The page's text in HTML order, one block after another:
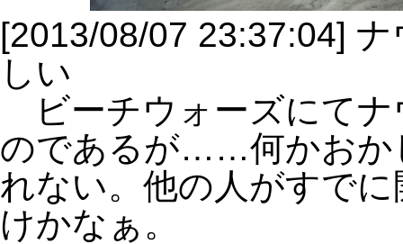
[2013/08/07 23:37:04]
しい
ビーチウォーズにてナ
のであるが……何かおか
れない。他の人がすで
けかなぁ。